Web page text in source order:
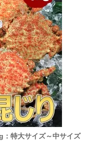
特大サイズ～中サイズ